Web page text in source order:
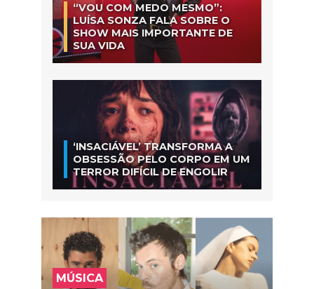
“VOU COM MEDO MESMO”:
LUÍSA SONZA FALA SOBRE O
SHOW MAIS IMPORTANTE DE
SUA VIDA
‘INSACIÁVEL’ TRANSFORMA A
OBSESSÃO PELO CORPO EM UM
TERROR DIFÍCIL DE ENGOLIR
MÚSICA